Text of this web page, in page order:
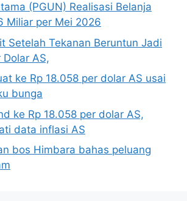
(PGUN) Realisasi Belanja
Miliar per Mei 2026
Setelah Tekanan Beruntun Jadi
Dolar AS,
ke Rp 18.058 per dolar AS usai
bunga
ke Rp 18.058 per dolar AS,
data inflasi AS
bos Himbara bahas peluang